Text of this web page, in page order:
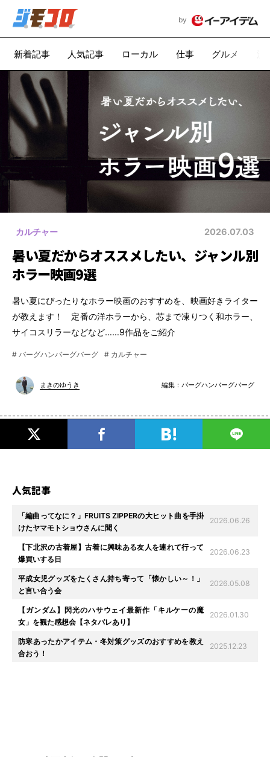
by
新着記事 人気記事 ローカル 仕事 グルメ
カルチャー 2026.07.03
暑い夏だからオススメしたい、ジャンル別
ホラー映画9選
暑い夏にぴったりなホラー映画のおすすめを、映画好きライター
が教えます！ 定番の洋ホラーから、芯まで凍りつく和ホラー、
サイコスリラーなどなど……9作品をご紹介
# バーグハンバーグバーグ # カルチャー
まきのゆうき 編集： バーグハンバーグバーグ
人気記事
「編曲ってなに？」FRUITS ZIPPERの大ヒット曲を手掛
けたヤマモトショウさんに聞く
2026.06.26
【下北沢の古着屋】古着に興味ある友人を連れて行って
爆買いする日
2026.06.23
平成女児グッズをたくさん持ち寄って「懐かしい～！」
と言い合う会
2026.05.08
【ガンダム】閃光のハサウェイ最新作「キルケーの魔
女」を観た感想会【ネタバレあり】
2026.01.30
防寒あったかアイテム・冬対策グッズのおすすめを教え
合おう！
2025.12.23